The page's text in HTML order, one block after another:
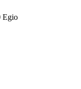
Egio